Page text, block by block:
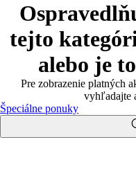
tejto
alebo je
Pre zobrazenie platných
vyhľadajte
Špeciálne ponuky